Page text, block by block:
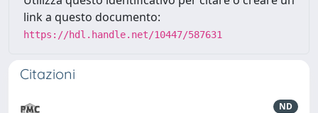
link a questo documento:
https://hdl.handle.net/10447/587631
Citazioni
ND